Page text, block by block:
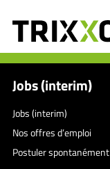
Jobs (interim)
Jobs (interim)
Nos offres d’emploi
Postuler spontanément